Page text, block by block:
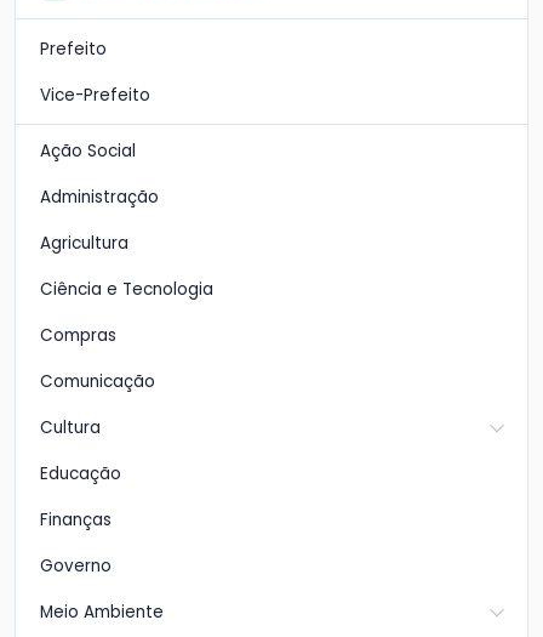
Prefeito
Vice-Prefeito
Ação Social
Administração
Agricultura
Ciência e Tecnologia
Compras
Comunicação
Cultura
Educação
Finanças
Governo
Meio Ambiente